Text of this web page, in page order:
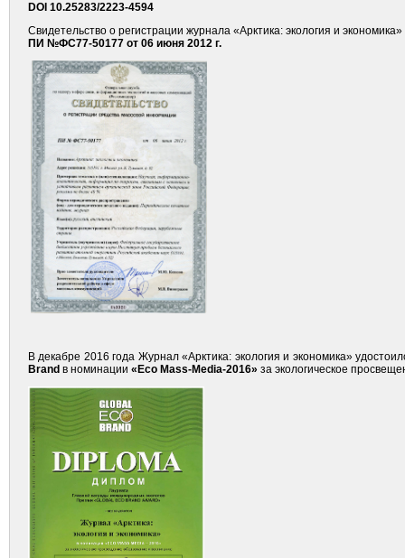
DOI 10.25283/2223-4594
Свидетельство о регистрации журнала «Арктика: экология и
ПИ №ФС77-50177 от 06 июня 2012 г.
В декабре 2016 года Журнал «Арктика: экология и экономика»
Brand в номинации « Eco Mass-Media-2016» за экологическое